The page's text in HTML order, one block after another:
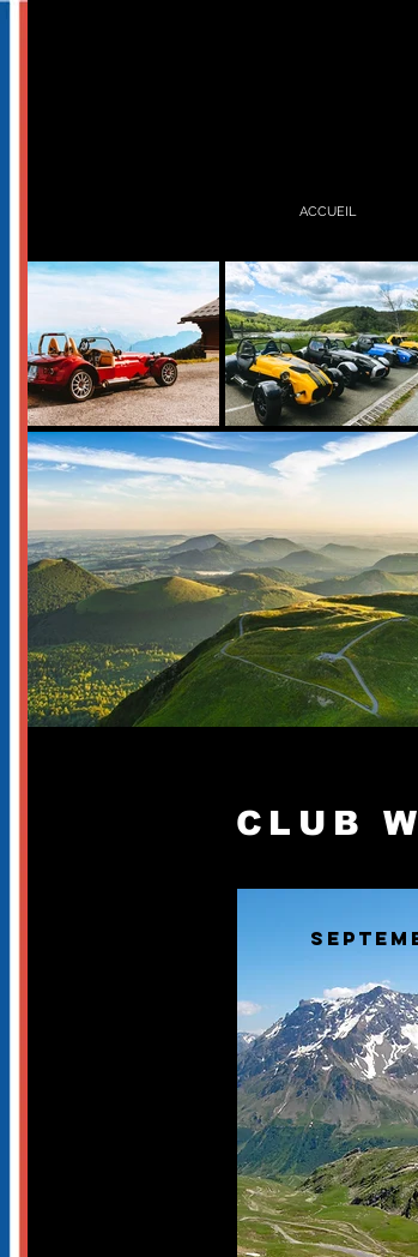
ACCUEIL
CLUB